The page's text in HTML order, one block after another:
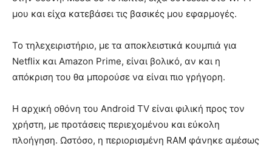
μου και είχα κατεβάσει τις βασικές μου εφαρμογές.
Το τηλεχειριστήριο, με τα αποκλειστικά κουμπιά για
Netflix και Amazon Prime, είναι βολικό, αν και η
απόκριση του θα μπορούσε να είναι πιο γρήγορη.
Η αρχική οθόνη του Android TV είναι φιλική προς τον
χρήστη, με προτάσεις περιεχομένου και εύκολη
πλοήγηση. Ωστόσο, η περιορισμένη RAM φάνηκε αμέσως